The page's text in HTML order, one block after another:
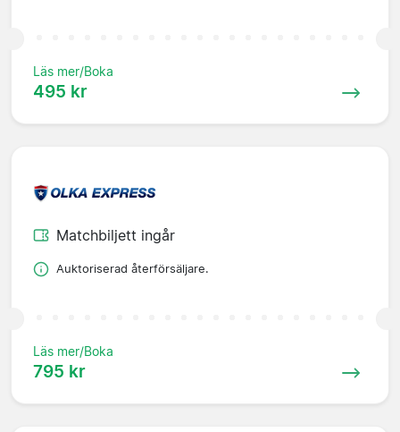
Läs mer/Boka
495 kr
Matchbiljett ingår
Auktoriserad återförsäljare.
Läs mer/Boka
795 kr